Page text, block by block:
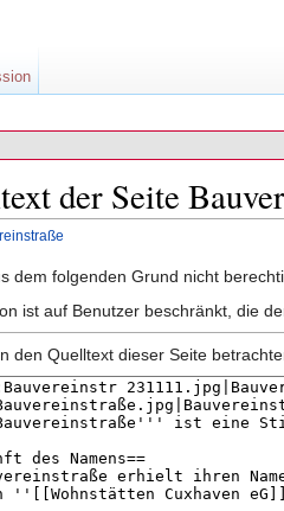
der Seite
dem folgenden Grund nicht
ist auf Benutzer beschränkt, die der
den Quelltext dieser Seite